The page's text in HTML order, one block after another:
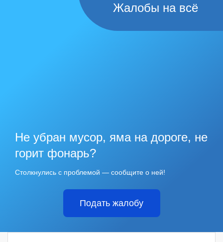
Жалобы на всё
Не убран мусор, яма на дороге, не
горит фонарь?
Столкнулись с проблемой — сообщите о ней!
Подать жалобу